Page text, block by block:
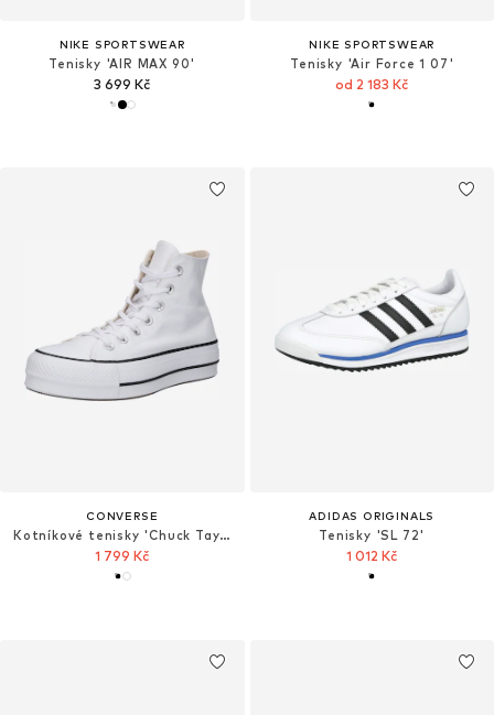
NIKE SPORTSWEAR
Tenisky 'AIR MAX 90'
3 699 Kč
NIKE SPORTSWEAR
Tenisky 'Air Force 1 07'
od 2 183 Kč
CONVERSE
Kotníkové tenisky 'Chuck TayIor All Star Lift Platform'
1 799 Kč
ADIDAS ORIGINALS
Tenisky 'SL 72'
1 012 Kč